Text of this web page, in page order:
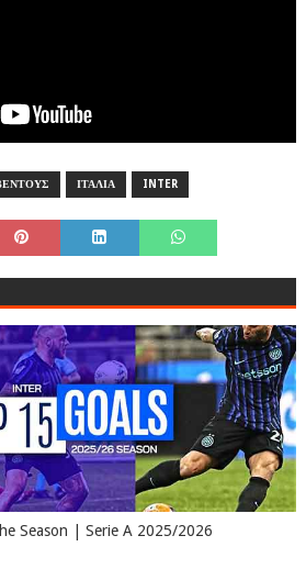
ΙΤΑΛΙΑ INTER
Season | Serie A 2025/2026